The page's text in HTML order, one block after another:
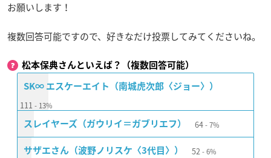
お願いします！
複数回答可能ですので、好きなだけ投票してみてくださいね。
松本保典さんといえば？（複数回答可能）
SK∞ エスケーエイト（南城虎次郎〈ジョー〉）
111 13%
スレイヤーズ（ガウリイ＝ガブリエフ） 64 7%
サザエさん（波野ノリスケ〈3代目〉） 52 6%